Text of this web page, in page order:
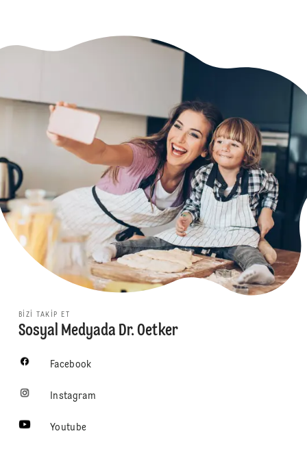
BIZI TAKIP ET
Sosyal Medyada Dr. Oetker
Facebook
Instagram
Youtube